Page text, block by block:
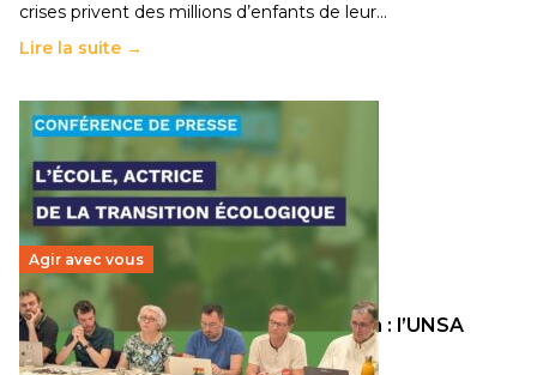
crises privent des millions d’enfants de leur…
Lire la suite →
Agir avec vous
Transition écologique de l’éducation : l’UNSA
Éducation fait bouger les lignes